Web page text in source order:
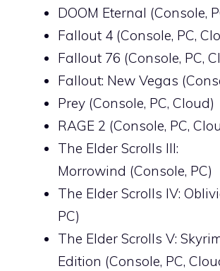
DOOM Eternal (Console,
Fallout 4 (Console, PC,
Fallout 76 (Console, PC,
Fallout: New Vegas
Prey (Console, PC, Cloud)
RAGE 2 (Console, PC,
The Elder Scrolls III:
Morrowind (Console, PC)
The Elder Scrolls IV:
PC)
The Elder Scrolls V:
Edition (Console, PC,